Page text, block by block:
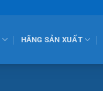
HÃNG SẢN XUẤT